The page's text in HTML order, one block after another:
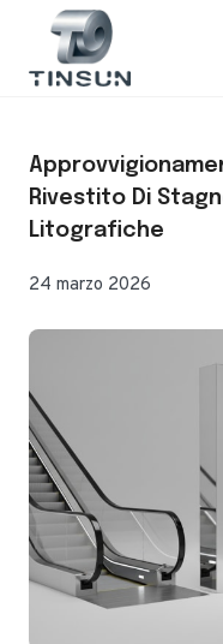
contenuto
Rivestito Di
Litografiche
24 marzo 2026